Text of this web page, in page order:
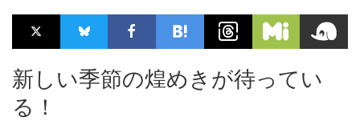
新しい季節の煌めきが待ってい
る！